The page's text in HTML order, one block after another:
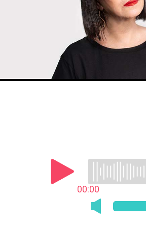
00:00